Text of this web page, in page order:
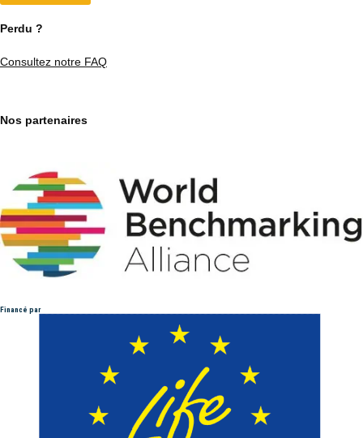
Perdu ?
Consultez notre FAQ
Nos partenaires
Financé par